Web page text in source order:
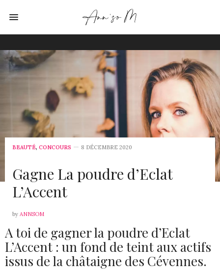
BEAUTÉ, CONCOURS 8 DÉCEMBRE 2020
Gagne La poudre d’Eclat
L’Accent
by ANNSOM
A toi de gagner la poudre d’Eclat
L’Accent : un fond de teint aux actifs
issus de la châtaigne des Cévennes.